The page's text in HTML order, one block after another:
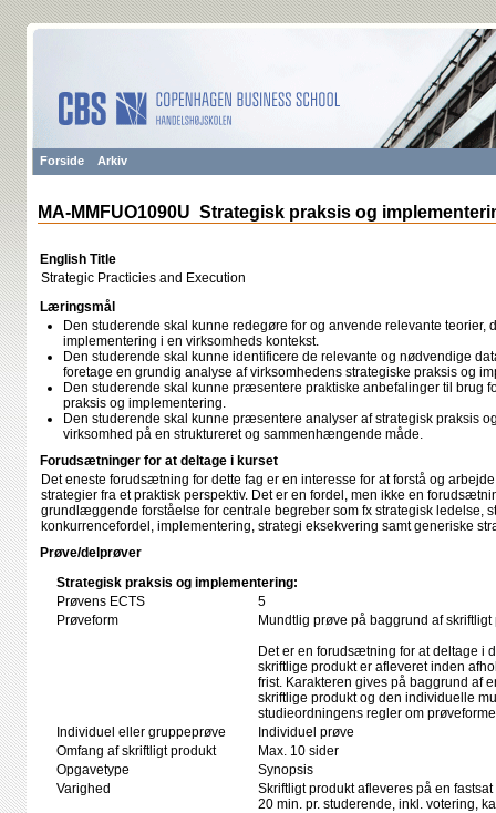
Forside Arkiv
MA-MMFUO1090U Strategisk praksis og
English Title
Strategic Practicies and Execution
Læringsmål
Den studerende skal kunne redegøre for og anvende relevante teorier,
implementering i en virksomheds kontekst.
Den studerende skal kunne identificere de relevante og nødvendige
foretage en grundig analyse af virksomhedens strategiske praksis og
Den studerende skal kunne præsentere praktiske anbefalinger til brug
praksis og implementering.
Den studerende skal kunne præsentere analyser af strategisk praksis
virksomhed på en struktureret og sammenhængende måde.
Forudsætninger for at deltage i kurset
Det eneste forudsætning for dette fag er en interesse for at forstå og
strategier fra et praktisk perspektiv. Det er en fordel, men ikke en
grundlæggende forståelse for centrale begreber som fx strategisk ledelse,
konkurrencefordel, implementering, strategi eksekvering samt generiske
Prøve/delprøver
Strategisk praksis og implementering:
Prøvens ECTS
5
Prøveform
Mundtlig prøve på baggrund af skriftligt
Det er en forudsætning for at deltage i
skriftlige produkt er afleveret inden
frist. Karakteren gives på baggrund af
skriftlige produkt og den individuelle
studieordningens regler om
Individuel eller gruppeprøve
Individuel prøve
Omfang af skriftligt produkt
Max. 10 sider
Opgavetype
Synopsis
Varighed
Skriftligt produkt afleveres på en
20 min. pr. studerende, inkl. votering,